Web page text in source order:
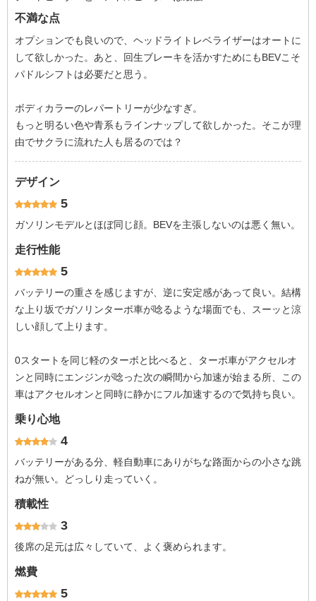
不満な点
オプションでも良いので、ヘッドライトレベライザーはオートに
して欲しかった。あと、回生ブレーキを活かすためにもBEVこそ
パドルシフトは必要だと思う。
ボディカラーのレパートリーが少なすぎ。
もっと明るい色や青系もラインナップして欲しかった。そこが理
由でサクラに流れた人も居るのでは？
デザイン
5
ガソリンモデルとほぼ同じ顔。BEVを主張しないのは悪く無い。
走行性能
5
バッテリーの重さを感じますが、逆に安定感があって良い。結構
な上り坂でガソリンターボ車が唸るような場面でも、スーッと涼
しい顔して上ります。
0スタートを同じ軽のターボと比べると、ターボ車がアクセルオ
ンと同時にエンジンが唸った次の瞬間から加速が始まる所、この
車はアクセルオンと同時に静かにフル加速するので気持ち良い。
乗り心地
4
バッテリーがある分、軽自動車にありがちな路面からの小さな跳
ねが無い。どっしり走っていく。
積載性
3
後席の足元は広々していて、よく褒められます。
燃費
5